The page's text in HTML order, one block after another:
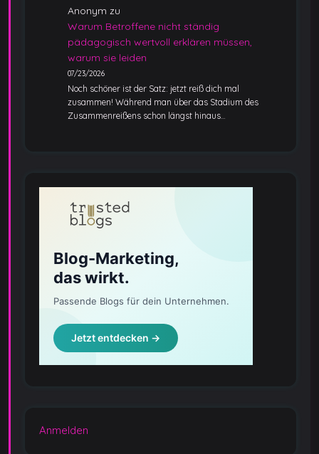
Anonym zu
Warum Betroffene nicht ständig
pädagogisch wertvoll erklären müssen,
warum sie leiden
07/23/2026
Noch schöner ist der Satz: jetzt reiß dich mal
zusammen! Während man über das Stadium des
Zusammenreißens schon längst hinaus…
Anmelden